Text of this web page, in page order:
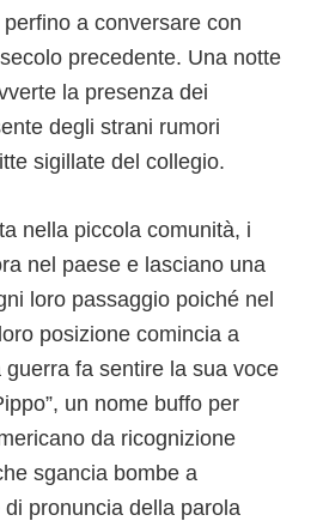
a conversare con
precedente. Una notte
la presenza dei
degli strani rumori
sigillate del collegio.
nella piccola comunità, i
nel paese e lasciano una
loro passaggio poiché nel
posizione comincia a
fa sentire la sua voce
un nome buffo per
da ricognizione
sgancia bombe a
pronuncia della parola